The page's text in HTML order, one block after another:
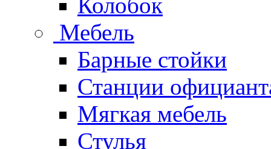
Мебель
Барные стойки
Станции
Мягкая мебель
Стулья